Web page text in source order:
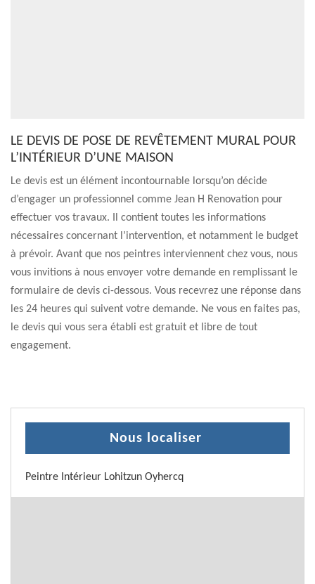
LE DEVIS DE POSE DE REVÊTEMENT MURAL POUR
L’INTÉRIEUR D’UNE MAISON
Le devis est un élément incontournable lorsqu’on décide
d’engager un professionnel comme Jean H Renovation pour
effectuer vos travaux. Il contient toutes les informations
nécessaires concernant l’intervention, et notamment le budget
à prévoir. Avant que nos peintres interviennent chez vous, nous
vous invitions à nous envoyer votre demande en remplissant le
formulaire de devis ci-dessous. Vous recevrez une réponse dans
les 24 heures qui suivent votre demande. Ne vous en faites pas,
le devis qui vous sera établi est gratuit et libre de tout
engagement.
Nous localiser
Peintre Intérieur Lohitzun Oyhercq